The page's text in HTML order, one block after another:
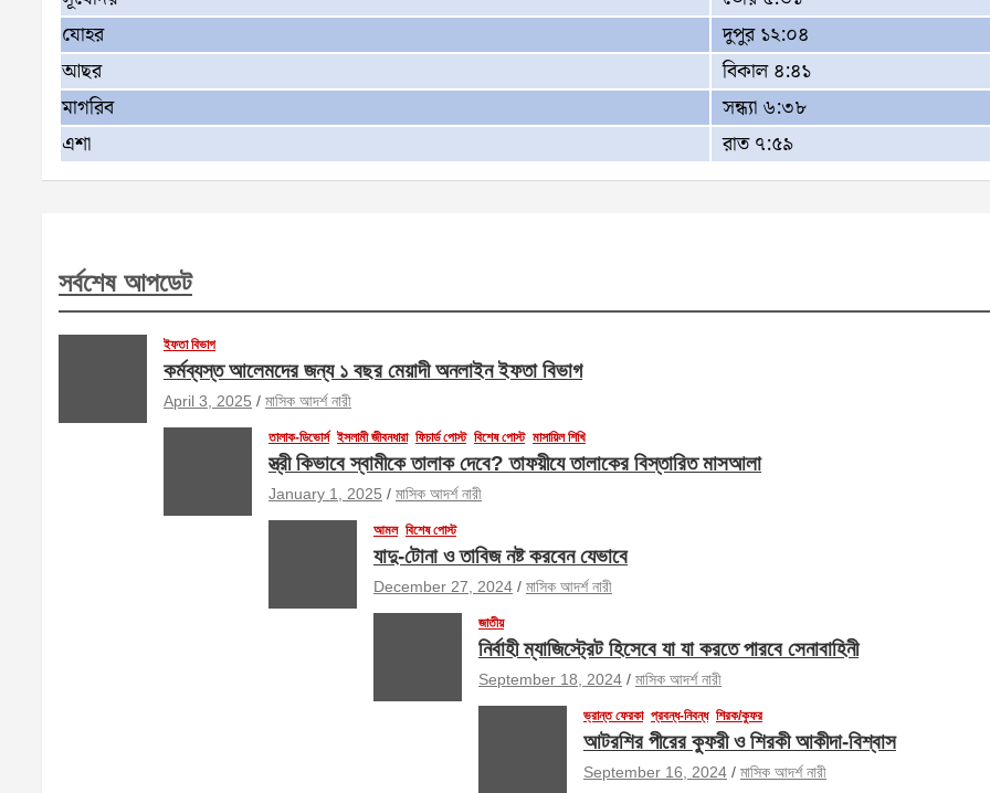
যোহর
দুপুর ১২:০৪
আছর
বিকাল ৪:৪১
মাগরিব
সন্ধ্যা ৬:৩৮
এশা
রাত ৭:৫৯
সর্বশেষ আপডেট
ইফতা বিভাগ
কর্মব্যস্ত আলেমদের জন্য ১ বছর মেয়াদী অনলাইন ইফতা বিভাগ
April 3, 2025 মাসিক আদর্শ নারী
তালাক-ডিভোর্স ইসলামী জীবনধারা ফিচার্ড পোস্ট বিশেষ পোস্ট মাসায়িল শিখি
স্ত্রী কিভাবে স্বামীকে তালাক দেবে? তাফয়ীযে তালাকের বিস্তারিত মাসআলা
January 1, 2025 মাসিক আদর্শ নারী
আমল বিশেষ পোস্ট
যাদু-টোনা ও তাবিজ নষ্ট করবেন যেভাবে
December 27, 2024 মাসিক আদর্শ নারী
জাতীয়
নির্বাহী ম্যাজিস্ট্রেট হিসেবে যা যা করতে পারবে সেনাবাহিনী
September 18, 2024 মাসিক আদর্শ নারী
ভ্রান্ত ফেরকা প্রবন্ধ-নিবন্ধ শিরক/কুফর
আটরশির পীরের কুফরী ও শিরকী আকীদা-বিশ্বাস
September 16, 2024 মাসিক আদর্শ নারী